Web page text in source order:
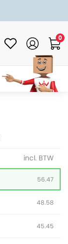
0
incl. BTW
56.47
48.58
45.45